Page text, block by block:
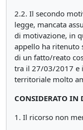
2.2. Il secondo
legge, mancata
di motivazione, in
appello ha ritenuto
di un fatto/reato
tra il 27/03/2017 e
territoriale molto
CONSIDERATO IN
1. Il ricorso non